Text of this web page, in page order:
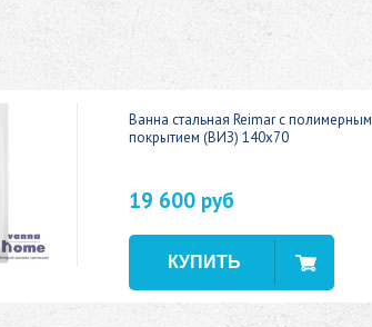
Ванна стальная Reimar с полимерным
покрытием (ВИЗ) 140x70
19 600 руб